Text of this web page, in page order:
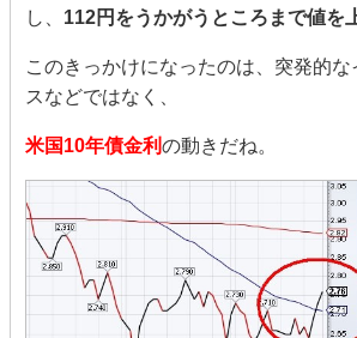
し、 112円をうかがうところまで値を
このきっかけになったのは、突発的
スなどではなく、
米国10年債金利の動きだね。